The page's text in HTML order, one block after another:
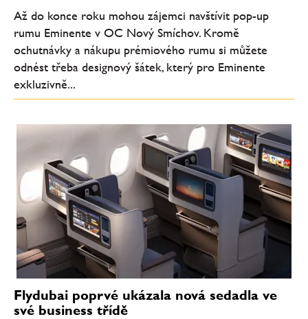
Až do konce roku mohou zájemci navštívit pop-up
rumu Eminente v OC Nový Smíchov. Kromě
ochutnávky a nákupu prémiového rumu si můžete
odnést třeba designový šátek, který pro Eminente
exkluzivně...
Flydubai poprvé ukázala nová sedadla ve
své business třídě